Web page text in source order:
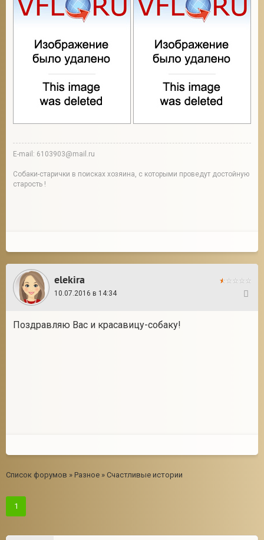
E-mail: 6103903@mail.ru
Собаки-старички в поисках хозяина, с которыми проведут достойную
старость !
elekira
10.07.2016 в 14:34
Поздравляю Вас и красавицу-собаку!
Список форумов » Разное » Счастливые истории
1